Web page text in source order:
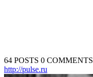
64 POSTS 0 COMMENTS
http://pulse.ru